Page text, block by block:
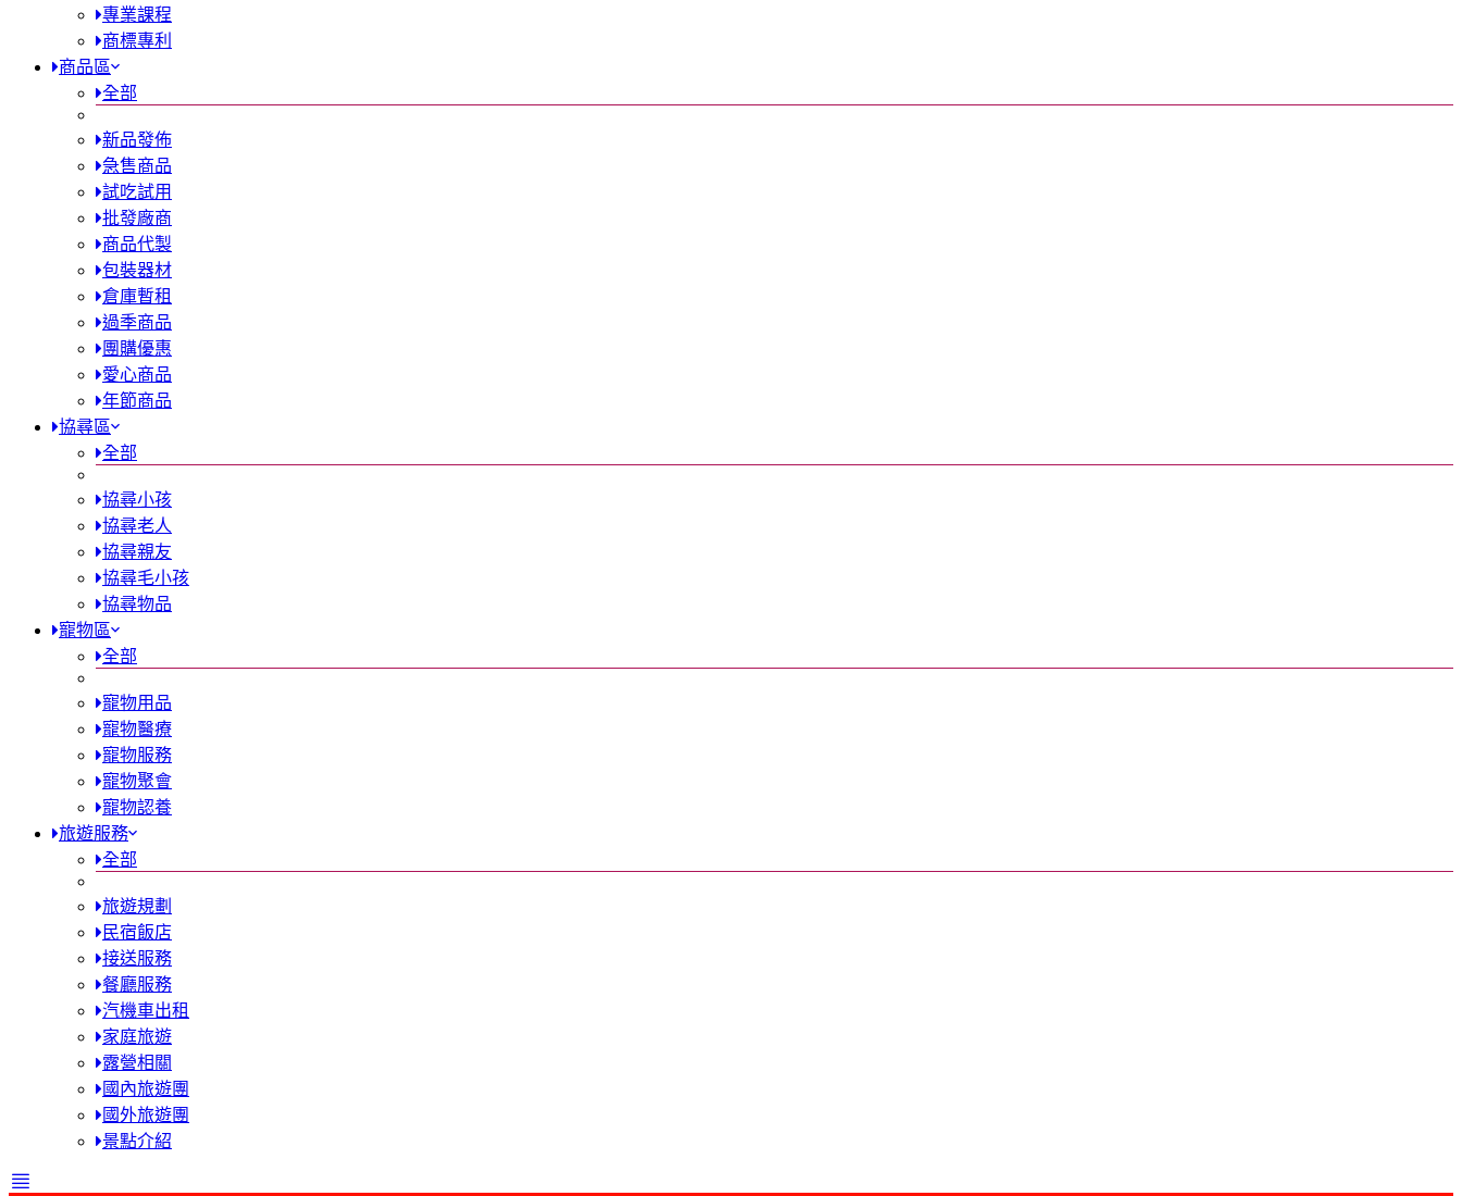
專業課程
商標專利
商品區
全部
新品發佈
急售商品
試吃試用
批發廠商
商品代製
包裝器材
倉庫暫租
過季商品
團購優惠
愛心商品
年節商品
協尋區
全部
協尋小孩
協尋老人
協尋親友
協尋毛小孩
協尋物品
寵物區
全部
寵物用品
寵物醫療
寵物服務
寵物聚會
寵物認養
旅遊服務
全部
旅遊規劃
民宿飯店
接送服務
餐廳服務
汽機車出租
家庭旅遊
露營相關
國內旅遊團
國外旅遊團
景點介紹